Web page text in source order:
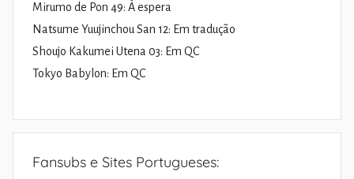
Mirumo de Pon 49: À espera
Natsume Yuujinchou San 12: Em tradução
Shoujo Kakumei Utena 03: Em QC
Tokyo Babylon: Em QC
Fansubs e Sites Portugueses: